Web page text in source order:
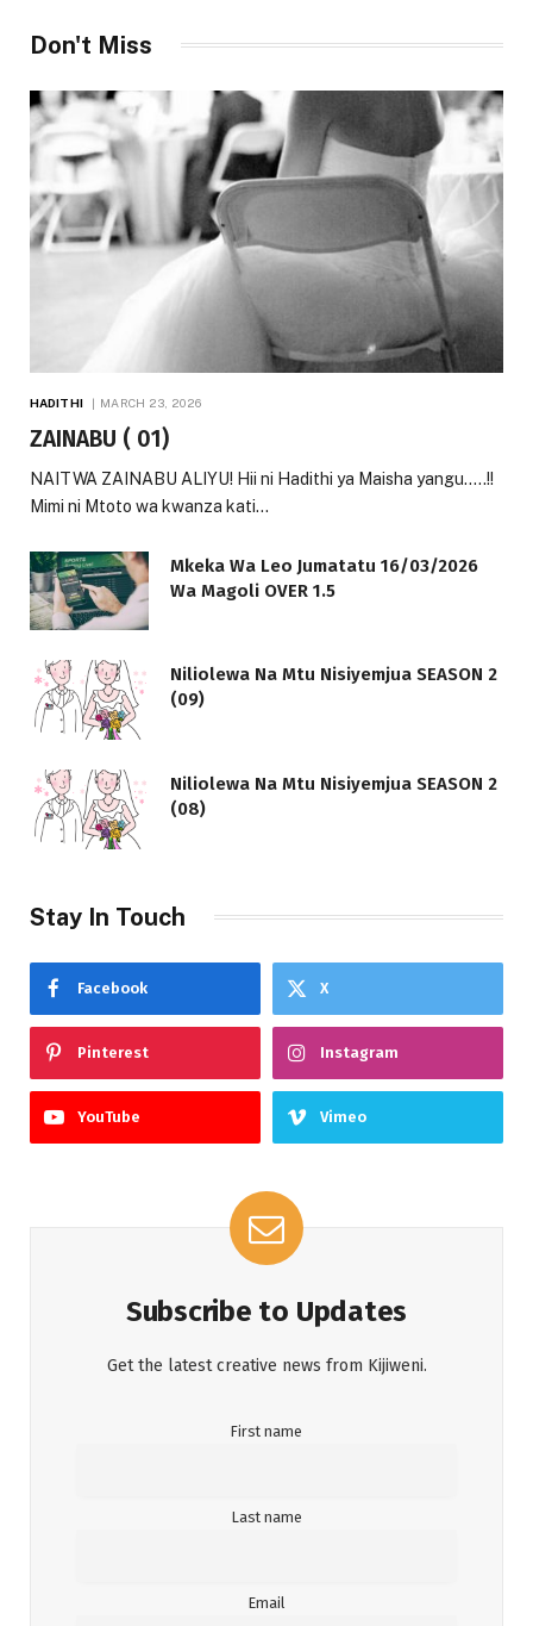
Don't Miss
HADITHI MARCH 23, 2026
ZAINABU ( 01)
NAITWA ZAINABU ALIYU! Hii ni Hadithi ya Maisha yangu…..!!
Mimi ni Mtoto wa kwanza kati…
Mkeka Wa Leo Jumatatu 16/03/2026
Wa Magoli OVER 1.5
Niliolewa Na Mtu Nisiyemjua SEASON 2
(09)
Niliolewa Na Mtu Nisiyemjua SEASON 2
(08)
Stay In Touch
Facebook X
Pinterest Instagram
YouTube Vimeo
Subscribe to Updates
Get the latest creative news from Kijiweni.
First name
Last name
Email